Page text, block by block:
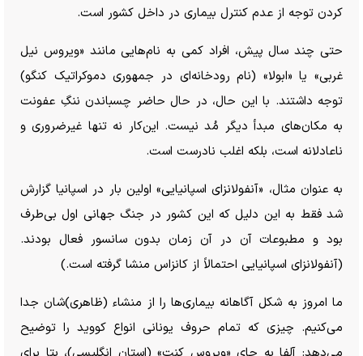
کردن توجه از عدم کنترل بیماری در داخل کشور است.
حتی چند سال پیش، افراد کمی به نام‌هایی مانند «ویروس نیل
غربی» یا «ابولا» (نام رودخانه‌ای در جمهوری دموکراتیک کنگو)
توجه داشتند. با این حال، در حال حاضر چسباندن ننگِ عفونت
به مکان‌های مبدأ دیگر مُد نیست. این‌کار نه تنها غیرضروری و
ناعادلانه است، بلکه اغلب نادرست است.
به عنوان مثال، «آنفولانزای اسپانیایی» اولین بار در اسپانیا گزارش
شد فقط به این دلیل که این کشور در جنگ جهانی اول بی‌طرف
بود و مطبوعات آن در آن زمان بدون سانسور فعال بودند.
(آنفولانزای اسپانیایی احتمالاً از کانزاس منشا گرفته است.)
ما امروز به شکل آگاهانه بیماری‌ها را از منشاء (ظاهری)‌شان جدا
می‌کنیم. چیزی که تمام حروف یونانی انواع کووید را توضیح